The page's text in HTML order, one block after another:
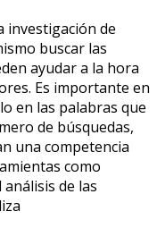
investigación de
buscar las
ayudar a la hora
Es importante en
en las palabras que
de búsquedas,
una competencia
como
de las